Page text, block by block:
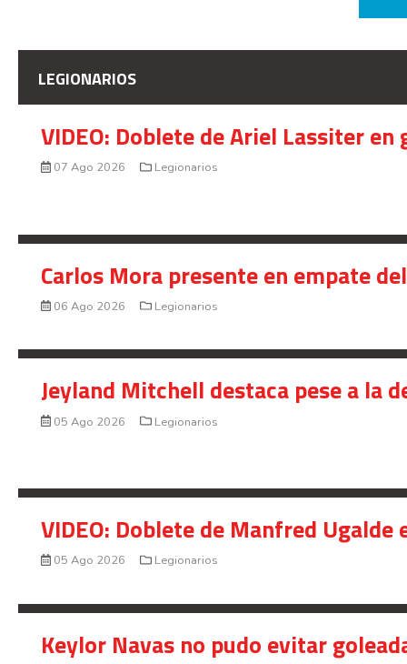
LEGIONARIOS
VIDEO: Doblete de Ariel Lassiter
07 Ago 2026 Legionarios
Carlos Mora presente en empate
06 Ago 2026 Legionarios
Jeyland Mitchell destaca pese a la
05 Ago 2026 Legionarios
VIDEO: Doblete de Manfred
05 Ago 2026 Legionarios
Keylor Navas no pudo evitar